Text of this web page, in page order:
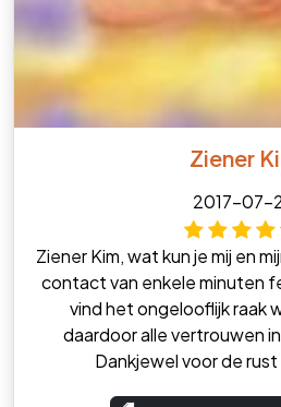
Ziener
2017-07-
Ziener Kim, wat kun je mij en
contact van enkele minuten
vind het ongelooflijk raak
daardoor alle vertrouwen
Dankjewel voor de